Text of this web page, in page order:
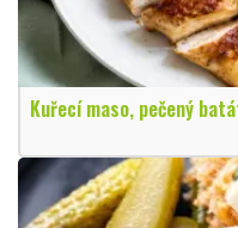
Kuřecí maso, pečený